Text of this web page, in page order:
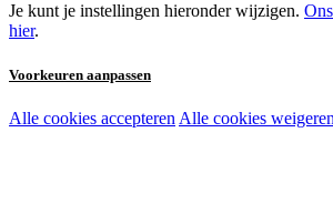
Je kunt je instellingen hieronder wijzigen.
hier.
Voorkeuren aanpassen
Noodzakelijke cookies:
Alle cookies accepteren Alle cookies weigeren